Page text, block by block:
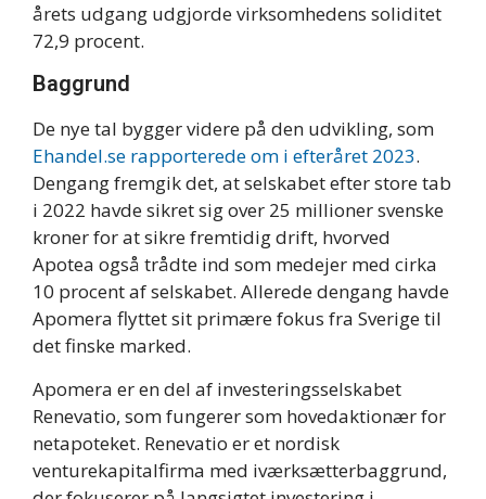
årets udgang udgjorde virksomhedens soliditet
72,9 procent.
Baggrund
De nye tal bygger videre på den udvikling, som
Ehandel.se rapporterede om i efteråret 2023.
Dengang fremgik det, at selskabet efter store tab
i 2022 havde sikret sig over 25 millioner svenske
kroner for at sikre fremtidig drift, hvorved
Apotea også trådte ind som medejer med cirka
10 procent af selskabet. Allerede dengang havde
Apomera flyttet sit primære fokus fra Sverige til
det finske marked.
Apomera er en del af investeringsselskabet
Renevatio, som fungerer som hovedaktionær for
netapoteket. Renevatio er et nordisk
venturekapitalfirma med iværksætterbaggrund,